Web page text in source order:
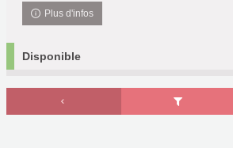
Plus d'infos
Disponible